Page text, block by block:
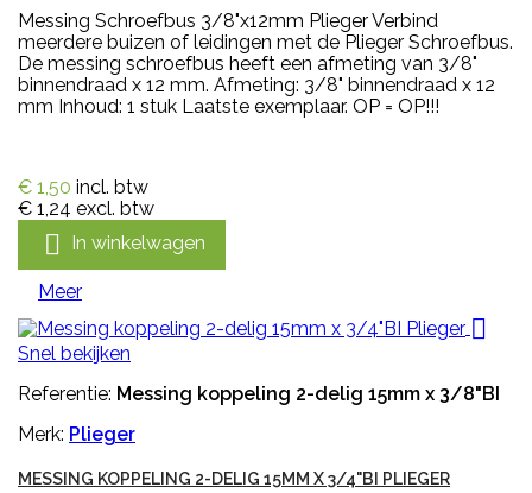
Messing Schroefbus 3/8"x12mm Plieger Verbind
meerdere buizen of leidingen met de Plieger Schroefbus.
De messing schroefbus heeft een afmeting van 3/8"
binnendraad x 12 mm. Afmeting: 3/8" binnendraad x 12
mm Inhoud: 1 stuk Laatste exemplaar. OP = OP!!!
€ 1,50 incl. btw
€ 1,24 excl. btw
 In winkelwagen
Meer

Snel bekijken
Referentie: Messing koppeling 2-delig 15mm x 3/8"BI
Merk: Plieger
MESSING KOPPELING 2-DELIG 15MM X 3/4"BI PLIEGER